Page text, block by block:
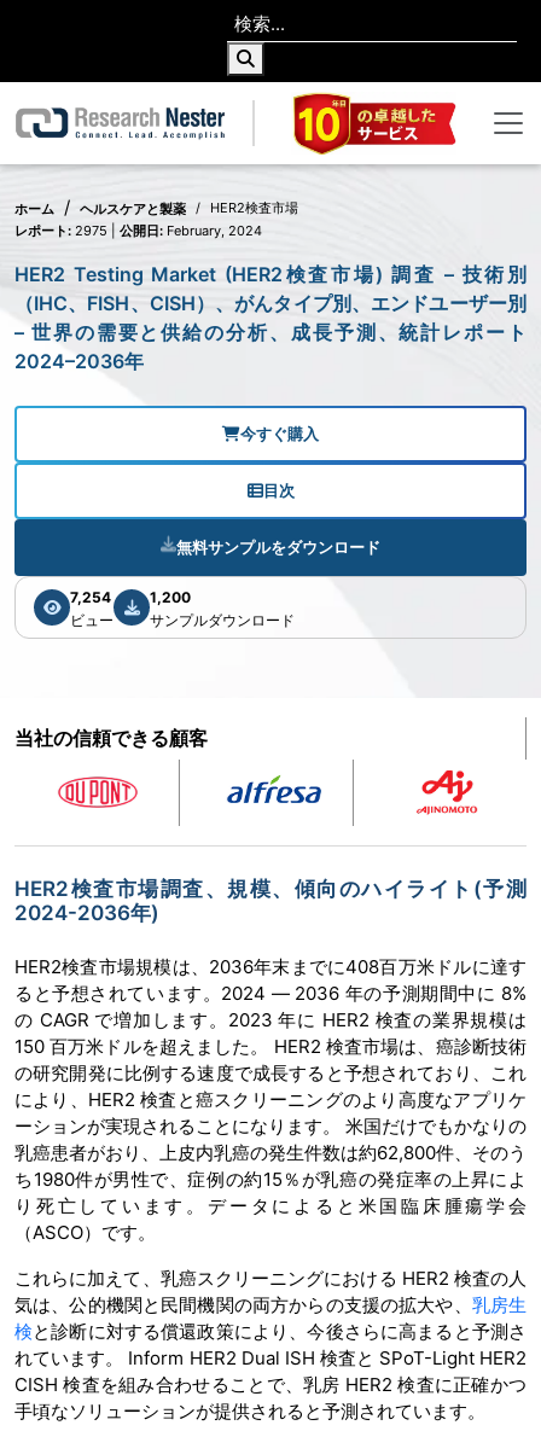
ホーム ヘルスケアと製薬
HER2検査市場
レポート: 2975 | 公開日: February, 2024
HER2 Testing Market (HER2検査市場) 調査 – 技術別
（IHC、FISH、CISH）、がんタイプ別、エンドユーザー別
– 世界の需要と供給の分析、成長予測、統計レポート
2024–2036年
今すぐ購入
目次
無料サンプルをダウンロード
7,254
ビュー
1,200
サンプルダウンロード
当社の信頼できる顧客
HER2検査市場調査、規模、傾向のハイライト(予測
2024-2036年)
HER2検査市場規模は、2036年末までに408百万米ドルに達す
ると予想されています。2024 ― 2036 年の予測期間中に 8%
の CAGR で増加します。2023 年に HER2 検査の業界規模は
150 百万米ドルを超えました。 HER2 検査市場は、癌診断技術
の研究開発に比例する速度で成長すると予想されており、これ
により、HER2 検査と癌スクリーニングのより高度なアプリケ
ーションが実現されることになります。 米国だけでもかなりの
乳癌患者がおり、上皮内乳癌の発生件数は約62,800件、そのう
ち1980件が男性で、症例の約15％が乳癌の発症率の上昇によ
り死亡しています。データによると米国臨床腫瘍学会
（ASCO）です。
これらに加えて、乳癌スクリーニングにおける HER2 検査の人
気は、公的機関と民間機関の両方からの支援の拡大や、 乳房生
検と診断に対する償還政策により、今後さらに高まると予測さ
れています。 Inform HER2 Dual ISH 検査と SPoT-Light HER2
CISH 検査を組み合わせることで、乳房 HER2 検査に正確かつ
手頃なソリューションが提供されると予測されています。